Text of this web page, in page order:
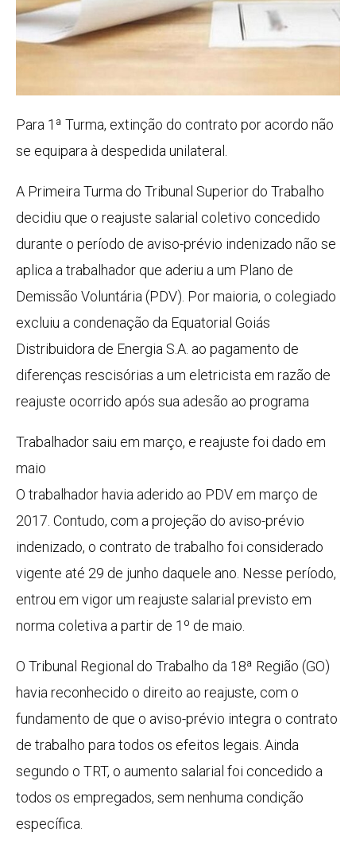
Para 1ª Turma, extinção do contrato por acordo não
se equipara à despedida unilateral.
A Primeira Turma do Tribunal Superior do Trabalho
decidiu que o reajuste salarial coletivo concedido
durante o período de aviso-prévio indenizado não se
aplica a trabalhador que aderiu a um Plano de
Demissão Voluntária (PDV). Por maioria, o colegiado
excluiu a condenação da Equatorial Goiás
Distribuidora de Energia S.A. ao pagamento de
diferenças rescisórias a um eletricista em razão de
reajuste ocorrido após sua adesão ao programa
Trabalhador saiu em março, e reajuste foi dado em
maio
O trabalhador havia aderido ao PDV em março de
2017. Contudo, com a projeção do aviso-prévio
indenizado, o contrato de trabalho foi considerado
vigente até 29 de junho daquele ano. Nesse período,
entrou em vigor um reajuste salarial previsto em
norma coletiva a partir de 1º de maio.
O Tribunal Regional do Trabalho da 18ª Região (GO)
havia reconhecido o direito ao reajuste, com o
fundamento de que o aviso-prévio integra o contrato
de trabalho para todos os efeitos legais. Ainda
segundo o TRT, o aumento salarial foi concedido a
todos os empregados, sem nenhuma condição
específica.